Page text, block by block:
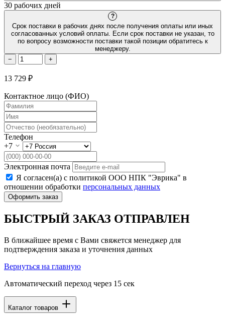
30 рабочих дней
?
Срок поставки в рабочих днях после получения оплаты или иных
согласованных условий оплаты. Если срок поставки не указан, то
по вопросу возможности поставки такой позиции обратитесь к
менеджеру.
−
+
13 729 ₽
Контактное лицо (ФИО)
Телефон
+7
Электронная почта
Я согласен(а) с политикой ООО НПК "Эврика" в
отношении обработки персональных данных
Оформить заказ
БЫСТРЫЙ ЗАКАЗ ОТПРАВЛЕН
В ближайшее время с Вами свяжется менеджер для
подтверждения заказа и уточнения данных
Вернуться на главную
Автоматический переход через 15 сек
Каталог товаров